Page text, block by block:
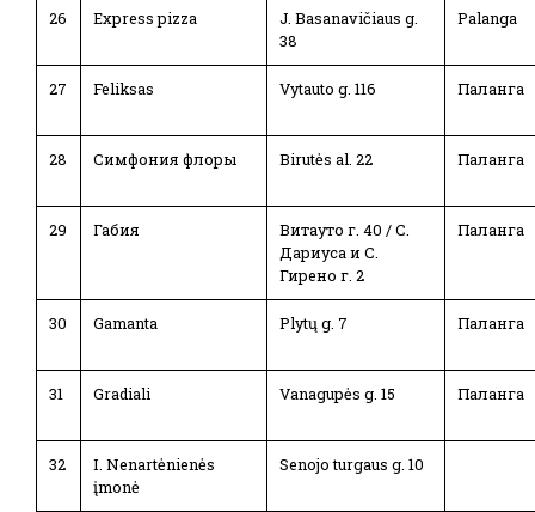
26 Express pizza
J. Basanavičiaus g.
38
Palanga
27 Feliksas Vytauto g. 116 Паланга
28 Симфония флоры Birutės al. 22 Паланга
29 Габия
Витауто г. 40 / С.
Дариуса и С.
Гирено г. 2
Паланга
30 Gamanta Plytų g. 7 Паланга
31 Gradiali Vanagupės g. 15 Паланга
32
I. Nenartėnienės
įmonė
Senojo turgaus g. 10